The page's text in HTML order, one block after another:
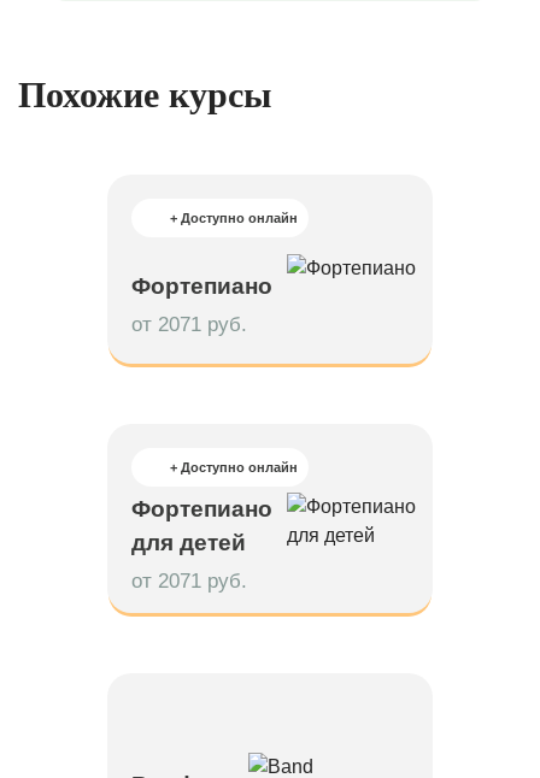
Похожие курсы
+ Доступно онлайн
Фортепиано
от 2071 руб.
+ Доступно онлайн
Фортепиано
для детей
от 2071 руб.